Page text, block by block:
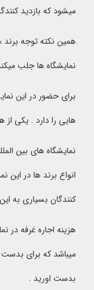
میشود که بازدید
همین نکته توجه برند
نمایشگاه ها جلب
برای حضور در این
هایی را دارد . یکی از
نمایشگاه های بین
انواع برند ها در این
کنندگان بسیاری به
هزینه اجاره غرفه در
میباشد که برای
بدست اورید .